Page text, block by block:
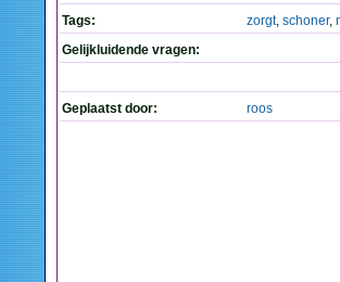
Tags:
zorgt, schoner,
Gelijkluidende vragen:
Geplaatst door: roos